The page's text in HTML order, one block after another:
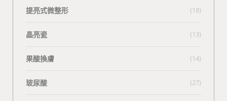
提亮式微整形 (18)
晶亮瓷 (13)
果酸換膚 (14)
玻尿酸 (27)